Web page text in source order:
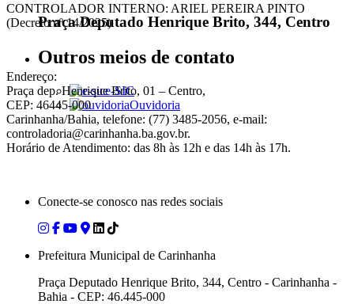
Praça Deputado Henrique Brito, 344, Centro
Outros meios de contato
e-SIC
Ouvidoria
CONTROLADOR INTERNO: ARIEL PEREIRA PINTO
(Decreto nº 14/2025)
Endereço:
Praça dep. Henrique Brito, 01 – Centro,
CEP: 46445-000
Carinhanha/Bahia, telefone: (77) 3485-2056, e-mail:
controladoria@carinhanha.ba.gov.br.
Horário de Atendimento: das 8h às 12h e das 14h às 17h.
Conecte-se conosco nas redes sociais
Prefeitura Municipal de Carinhanha
Praça Deputado Henrique Brito, 344, Centro - Carinhanha -
Bahia - CEP: 46.445-000